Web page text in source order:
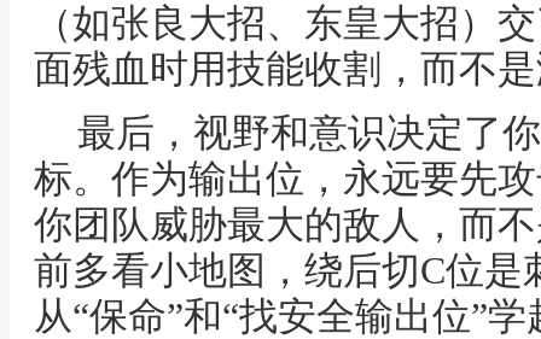
（如张良大招、东皇大招）
面残血时用技能收割，而不
最后，视野和意识决定了
标。作为输出位，永远要先
你团队威胁最大的敌人，而
前多看小地图，绕后切C位
从“保命”和“找安全输出位”